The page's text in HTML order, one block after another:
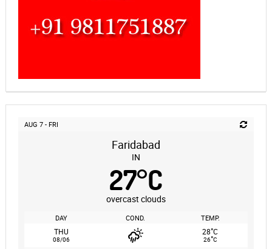
AUG 7 - FRI
Faridabad
IN
27°C
overcast clouds
DAY COND. TEMP.
THU
08/06
28°C
26°C